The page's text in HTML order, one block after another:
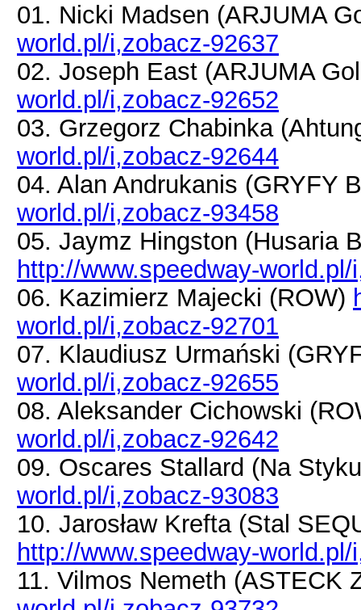
01. Nicki Madsen (ARJUMA
world.pl/i,zobacz-92637
02. Joseph East (ARJUMA
world.pl/i,zobacz-92652
03. Grzegorz Chabinka
world.pl/i,zobacz-92644
04. Alan Andrukanis (GRYFY
world.pl/i,zobacz-93458
05. Jaymz Hingston (Husaria
http://www.speedway-
06. Kazimierz Majecki (ROW)
world.pl/i,zobacz-92701
07. Klaudiusz Urmański
world.pl/i,zobacz-92655
08. Aleksander Cichowski
world.pl/i,zobacz-92642
09. Oscares Stallard (Na
world.pl/i,zobacz-93083
10. Jarosław Krefta (Stal
http://www.speedway-
11. Vilmos Nemeth (ASTECK